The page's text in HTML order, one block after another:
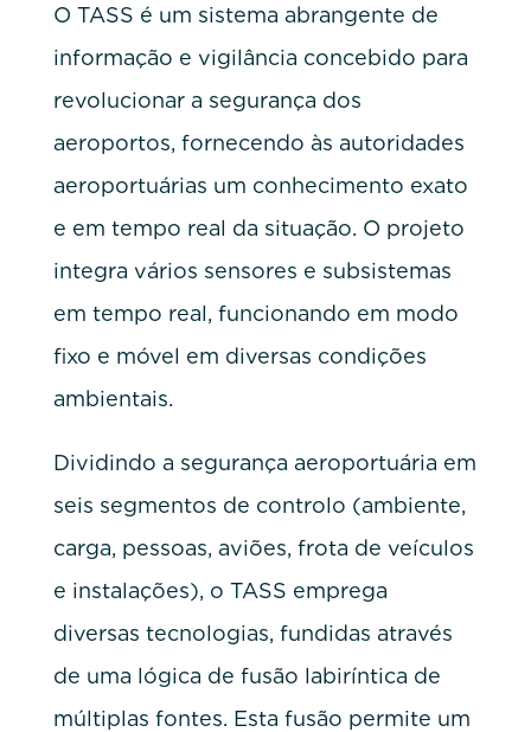
O TASS é um sistema abrangente de
informação e vigilância concebido para
revolucionar a segurança dos
aeroportos, fornecendo às autoridades
aeroportuárias um conhecimento exato
e em tempo real da situação. O projeto
integra vários sensores e subsistemas
em tempo real, funcionando em modo
fixo e móvel em diversas condições
ambientais.
Dividindo a segurança aeroportuária em
seis segmentos de controlo (ambiente,
carga, pessoas, aviões, frota de veículos
e instalações), o TASS emprega
diversas tecnologias, fundidas através
de uma lógica de fusão labiríntica de
múltiplas fontes. Esta fusão permite um